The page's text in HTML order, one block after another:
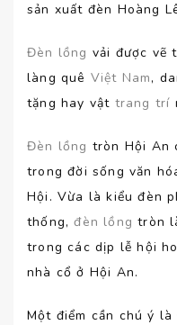
sản xuất đèn Hoàng
Đèn lồng vải được vẽ
làng quê Việt Nam,
tặng hay vật trang trí
Đèn lồng tròn Hội An
trong đời sống văn
Hội. Vừa là kiểu đèn
thống,đèn lồng tròn
trong các dịp lễ hội
nhà cổ ở Hội An.
Một điểm cần chú ý là